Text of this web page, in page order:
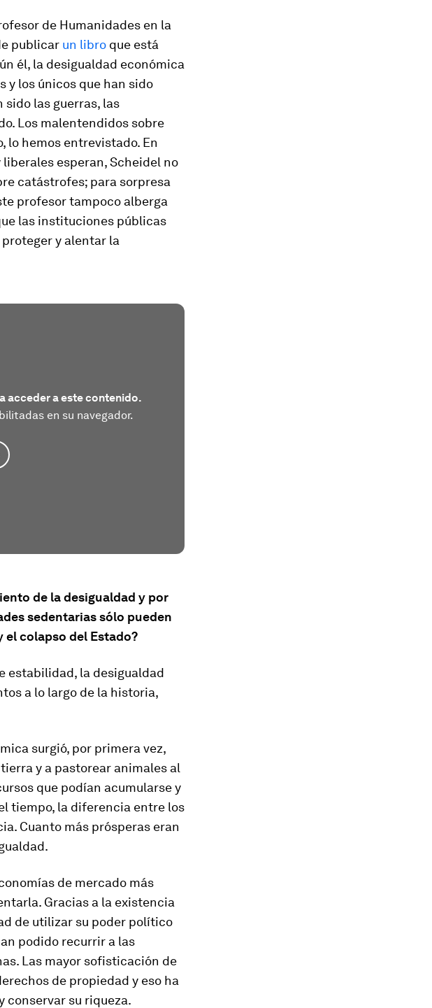
de Humanidades en la
publicar un libro que está
él, la desigualdad económica
y los únicos que han sido
las guerras, las
Los malentendidos sobre
lo hemos entrevistado. En
esperan, Scheidel no
catástrofes; para sorpresa
profesor tampoco alberga
las instituciones públicas
y alentar la
acceder a este contenido.
en su navegador.
de la desigualdad y por
sedentarias sólo pueden
el colapso del Estado?
estabilidad, la desigualdad
a lo largo de la historia,
surgió, por primera vez,
y a pastorear animales al
que podían acumularse y
tiempo, la diferencia entre los
Cuanto más prósperas eran
de mercado más
Gracias a la existencia
de utilizar su poder político
podido recurrir a las
Las mayor sofisticación de
de propiedad y eso ha
conservar su riqueza.